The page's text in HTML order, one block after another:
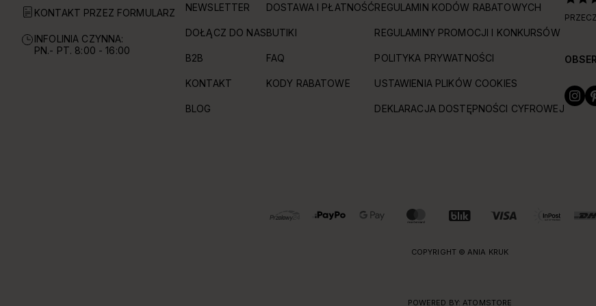
KONTAKT PRZEZ FORMULARZ
INFOLINIA CZYNNA:
PN.- PT. 8:00 - 16:00
NEWSLETTER
DOŁĄCZ DO NAS
B2B
KONTAKT
BLOG
DOSTAWA I PŁATNOŚĆ
BUTIKI
FAQ
KODY RABATOWE
REGULAMIN KODÓW RABATOWYCH
REGULAMINY PROMOCJI I KONKURSÓW
POLITYKA PRYWATNOŚCI
USTAWIENIA PLIKÓW COOKIES
DEKLARACJA DOSTĘPNOŚCI CYFROWEJ
COPYRIGHT © ANIA KRUK
POWERED BY: ATOMSTORE